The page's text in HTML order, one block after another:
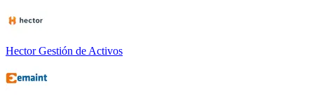
Hector Gestión de Activos